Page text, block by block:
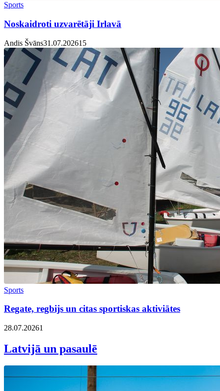
Sports
Noskaidroti uzvarētāji Irlavā
Andis Švāns31.07.20261 5
Sports
Regate, regbijs un citas sportiskas aktiviātes
28.07.20261
Latvijā un pasaulē